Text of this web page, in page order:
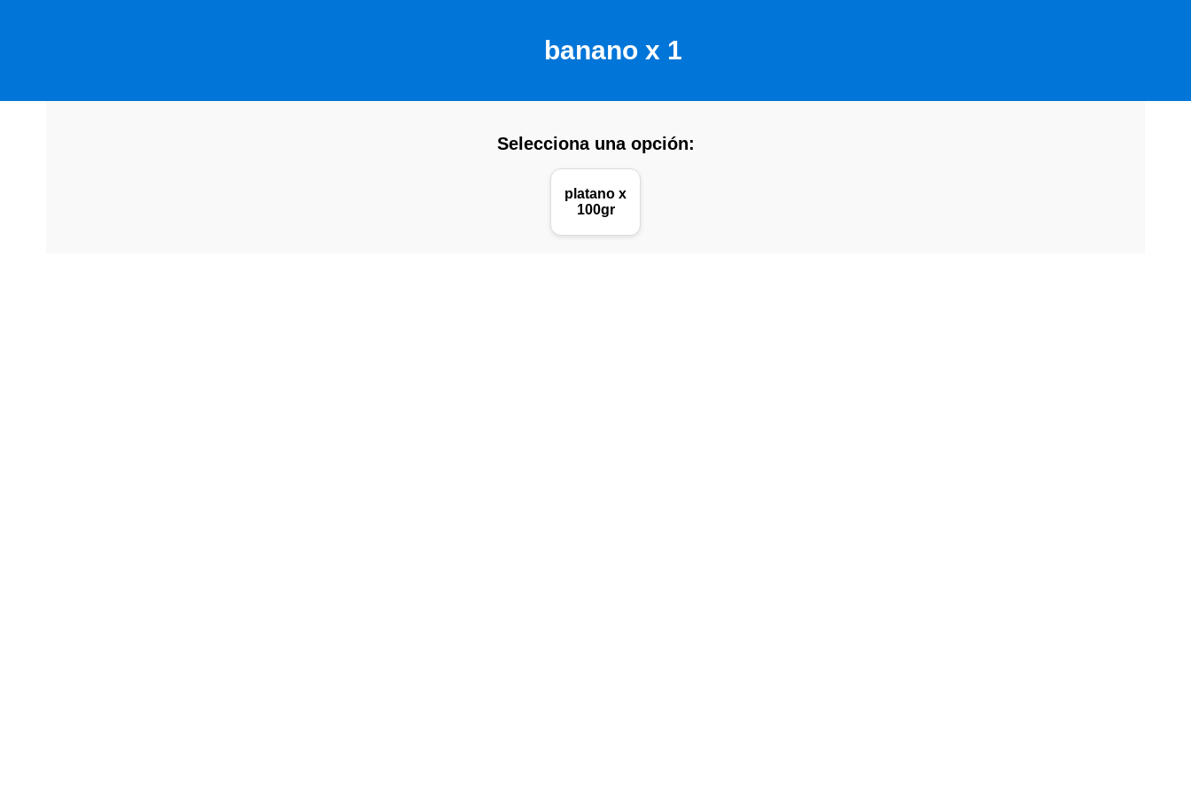
banano x 1
Selecciona una opción:
platano x
100gr